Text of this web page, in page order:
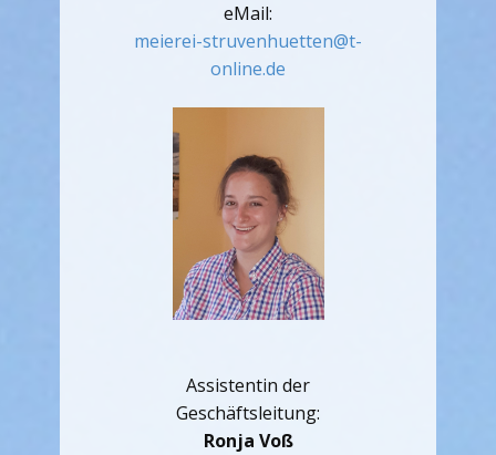
eMail:
meierei-struvenhuetten@t-
online.de
Assistentin der
Geschäftsleitung:
Ronja Voß